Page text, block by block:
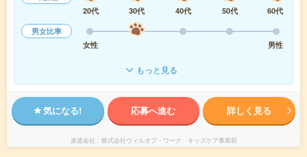
20代
30代 40代 50代
60代
男女比率
女性
男性
もっと見る
気になる! 応募へ進む 詳しく見る
派遣会社 株式会社ウィルオブ・ワーク キッズケア事業部